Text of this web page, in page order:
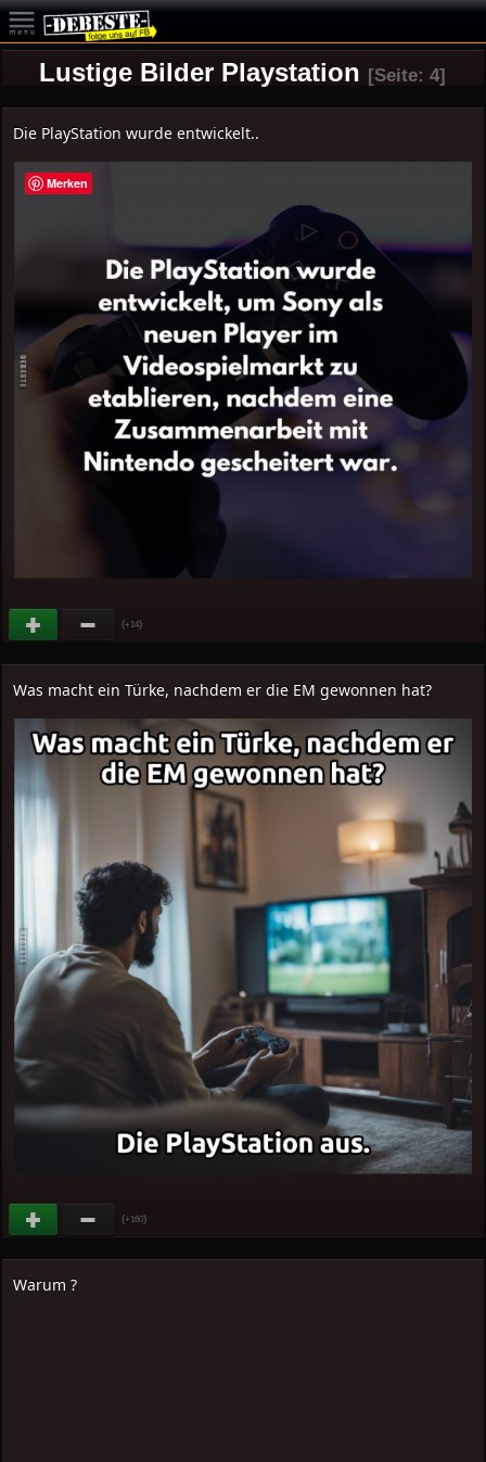
Lustige Bilder Playstation [Seite: 4]
Die PlayStation wurde entwickelt..
(+14)
Was macht ein Türke, nachdem er die EM gewonnen hat?
(+160)
Warum ?
Merken